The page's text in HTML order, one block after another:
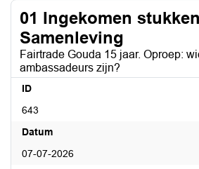
01 Ingekomen
Samenleving
Fairtrade Gouda 15 jaar. Oproep:
ambassadeurs zijn?
ID
643
Datum
07-07-2026